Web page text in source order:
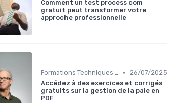
Comment un test process com
gratuit peut transformer votre
approche professionnelle
Formations Techniques et Spécialisées •
26/07/2025
Accédez à des exercices et corrigés
gratuits sur la gestion de la paie en
PDF